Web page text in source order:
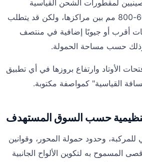
لمقطورات الشحن القياسية
الجيوب على مسافة 600-800 مم بين مراكزها، ولكن قد يتطلب
أقرب أو جيوبًا إضافية في منتصف
وذلك حسب مساحة الحمولة.
الأوتاد وارتفاع بروزها في أي تطبيق
القياسية" كمواصفة مكتوبة.
حسب السوق المستهدف
للمركبة، وحدود حمولة المحور، وقوانين
المسموح به لتكوين الألواح الجانبية